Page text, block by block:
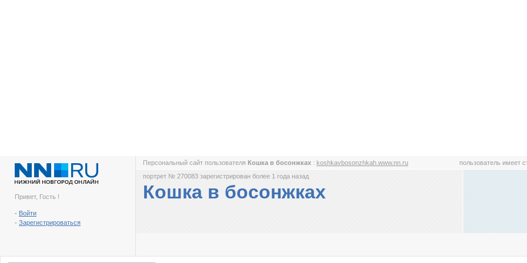
Привет, Гость !
- Войти
- Зарегистрироваться
Персональный сайт пользователя Кошка в босонжках : koshkavbosonzhkah.www.nn.ru пользователь имеет
портрет № 270083 зарегистрирован более 1 года назад
Кошка в босонжках